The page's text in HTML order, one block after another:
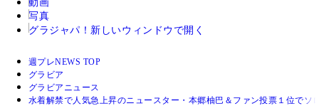
動画
写真
グラジャパ！ 新しいウィンドウで開く
週プレNEWS TOP
グラビア
グラビアニュース
水着解禁で人気急上昇のニュースター・本郷柚巴＆ファン投票１位で